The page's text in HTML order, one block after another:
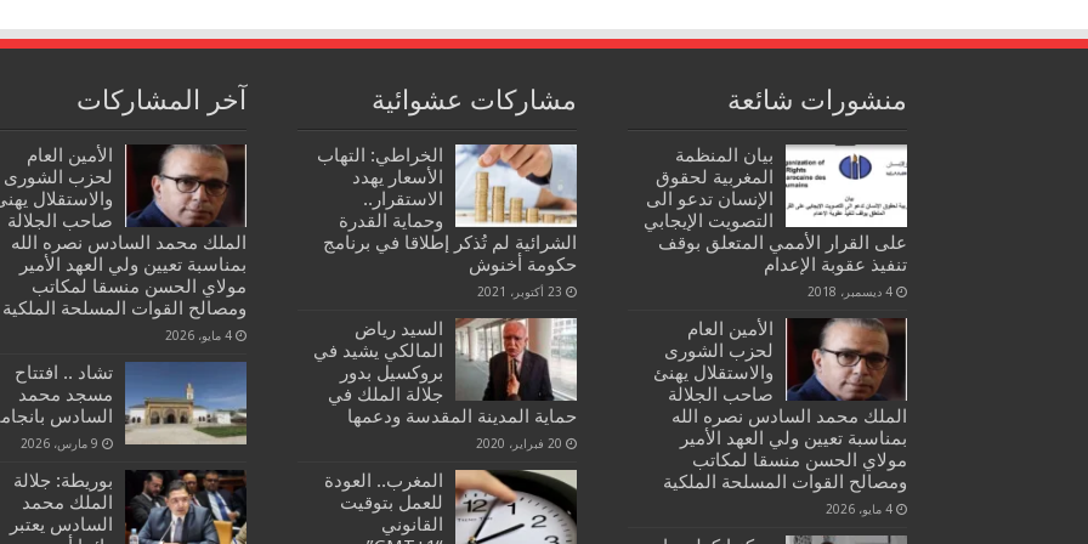
منشورات شائعة
بيان المنظمة
المغربية لحقوق
الإنسان تدعو الى
التصويت الإيجابي
على القرار الأممي المتعلق بوقف
تنفيذ عقوبة الإعدام
4 ديسمبر، 2018
الأمين العام
لحزب الشورى
والاستقلال يهنئ
صاحب الجلالة
الملك محمد السادس نصره الله
بمناسبة تعيين ولي العهد الأمير
مولاي الحسن منسقا لمكاتب
ومصالح القوات المسلحة الملكية
4 مايو، 2026
مشاركات عشوائية
الخراطي: التهاب
الأسعار يهدد
الاستقرار..
وحماية القدرة
الشرائية لم تُذكر إطلاقا في برنامج
حكومة أخنوش
23 أكتوبر، 2021
السيد رياض
المالكي يشيد في
بروكسيل بدور
جلالة الملك في
حماية المدينة المقدسة ودعمها
20 فبراير، 2020
المغرب.. العودة
للعمل بتوقيت
القانوني
آخر المشاركات
الأمين العام
لحزب الشورى
والاستقلال
صاحب الجلالة
الملك محمد السادس نصره الله
بمناسبة تعيين ولي العهد الأمير
مولاي الحسن منسقا لمكاتب
ومصالح القوات المسلحة الملكية
4 مايو، 2026
تشاد .. افتتاح
مسجد محمد
السادس
9 مارس، 2026
بوريطة: جلالة
الملك محمد
السادس يعتبر